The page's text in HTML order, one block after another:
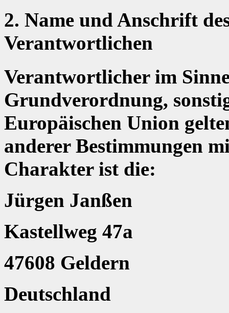
2. Name und Anschrift
Verantwortlichen
Verantwortlicher im
Grundverordnung,
Europäischen Union
anderer Bestimmungen
Charakter ist die:
Jürgen Janßen
Kastellweg 47a
47608 Geldern
Deutschland